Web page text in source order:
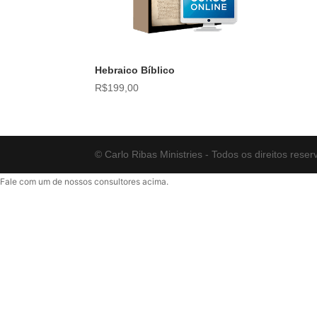
Hebraico Bíblico
R$199,00
© Carlo Ribas Ministries - Todos os direitos
Fale com um de nossos consultores acima.